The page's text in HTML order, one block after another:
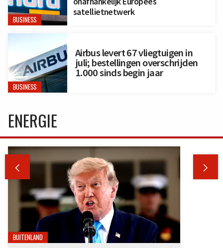
BUSINESS
satellietnetwerk
BUSINESS
Airbus levert 67 vliegtuigen in
juli; bestellingen overschrijden
1.000 sinds begin jaar
ENERGIE
 
BUITENLAND